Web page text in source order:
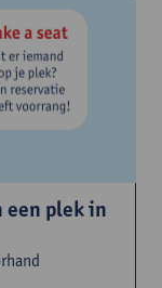
een plek in